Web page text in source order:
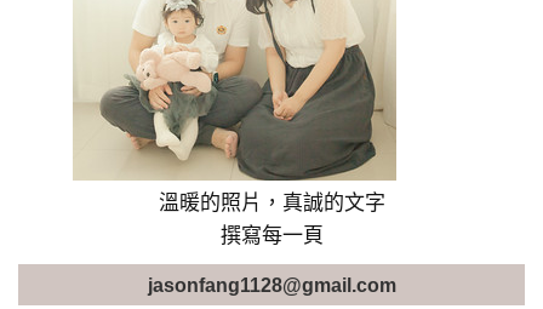
溫暖的照片，真誠的文字
撰寫每一頁
jasonfang1128@gmail.com